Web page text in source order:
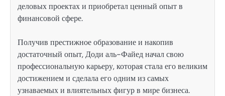
деловых проектах и приобретал ценный опыт в
финансовой сфере.
Получив престижное образование и накопив
достаточный опыт, Доди аль-Файед начал свою
профессиональную карьеру, которая стала его великим
достижением и сделала его одним из самых
узнаваемых и влиятельных фигур в мире бизнеса.